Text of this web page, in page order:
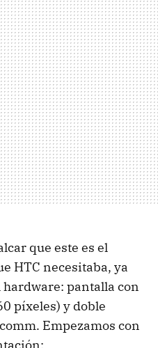
que este es el
HTC necesitaba, ya
hardware: pantalla con
píxeles) y doble
Empezamos con